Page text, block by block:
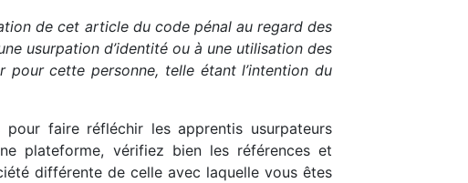
de cet article du code pénal au regard des
usurpation d’identité ou à une utilisation des
pour cette personne, telle étant l’intention du
faire réfléchir les apprentis usurpateurs
plateforme, vérifiez bien les références et
différente de celle avec laquelle vous êtes